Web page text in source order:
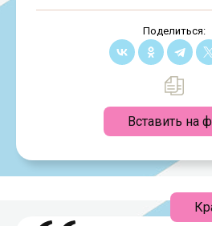
Поделиться:
Вставить на